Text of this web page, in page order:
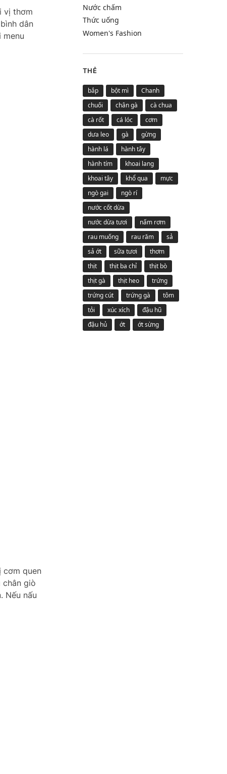
vị thơm
dân
menu
cơm quen
chân giò
Nếu nấu
Nước chấm
Thức uống
Women's Fashion
THẺ
bắp bột mì
Chanh
chuối
chân gà
cà chua
cà rốt
cá lóc
cơm
dưa leo
gà
gừng
hành lá
hành tây
hành tím
khoai lang
khoai tây
khổ qua
mực
ngò gai
ngò rí
nước cốt dừa
nước dừa tươi
nấm rơm
rau muống
rau răm
sả
sả ớt
sữa tươi
thơm
thịt
thịt ba chỉ
thịt bò
thịt gà
thịt heo
trứng
trứng cút
trứng gà
tôm
tỏi
xúc xích
đậu hũ
đậu hủ
ớt ớt sừng